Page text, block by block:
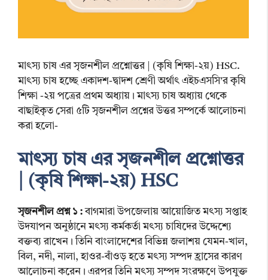
মাৎস্য চাষ এর সৃজনশীল প্রশ্নোত্তর | (কৃষি শিক্ষা-২য়) HSC.
মাৎস্য চাষ হচ্ছে একাদশ-দ্বাদশ শ্রেণী অর্থাৎ এইচএসসি’র কৃষি
শিক্ষা -২য় পত্রের প্রথম অধ্যায়। মাৎস্য চাষ অধ্যায় থেকে
বাছাইকৃত সেরা ৫টি সৃজনশীল প্রশ্নের উত্তর সম্পর্কে আলোচনা
করা হলো-
মাৎস্য চাষ এর সৃজনশীল প্রশ্নোত্তর
| (কৃষি শিক্ষা-২য়) HSC
সৃজনশীল প্রশ্ন ১ :বাগমারা উপজেলায় আয়োজিত মৎস্য সপ্তাহ
উদযাপন অনুষ্ঠানে মৎস্য কর্মকর্তা মৎস্য চাষিদের উদ্দেশ্যে
বক্তব্য রাখেন। তিনি বাংলাদেশের বিভিন্ন জলাশয় যেমন-খাল,
বিল, নদী, নালা, হাওর-বাঁওড় হতে মৎস্য সম্পদ হ্রাসের কারণ
আলোচনা করেন। এরপর তিনি মৎস্য সম্পদ সংরক্ষণে উপযুক্ত